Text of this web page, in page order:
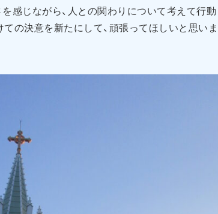
感じながら、人との関わりについて考えて行動
の決意を新たにして、頑張ってほしいと思いま